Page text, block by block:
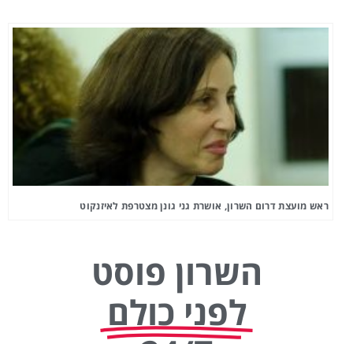
ראש מועצת דרום השרון, אושרת גני גונן מצטרפת לאיזנקוט
השרון פוסט
לפני כולם